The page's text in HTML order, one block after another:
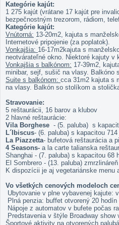
Kategórie kajút:
1 275 kajút (vrátane 17 kajút pre
bezpečnostným trezorom, rádiom,
Kategórie kajút:
Vnútorná: 13-20m2, kajuta s
Internetové pripojenie (za poplatok).
Vonkajšia: 16-17m2kajuta s
neotvárateľné okno. Niektoré kajuty v
Vonkajšia s balkónom: 17-39m2,
minibar, sejf, sušič na vlasy. Balkóno
Suite s balkónom: cca 31m2 kajuta s
na vlasy. Balkón so stolíkom a
Stravovanie:
5 reštaurácii, 16 barov a klubov
2 hlavné reštaurácie:
Vila Borghese - (5. paluba) s
L´Ibiscus- (6. paluba) s kapacitou
La Piazzetta- bufetová reštaurácia a
4 Seasons- a la carte talianska
Shanghai - (7. paluba) s kapacitou 68
El Sombrero - (13. paluba)
K dispozícii je aj vegetariánske menu
Vo všetkých cenových modeloch
Ubytovanie v plne vybavenej kajute:
Plná penzia: buffet otvorený 20
Nápoje z automatov v bufete počas
Predstavenia v štýle Broadway show
Športové aktivity na otvorených